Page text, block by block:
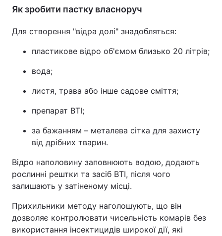
Як зробити пастку власноруч
Для створення "відра долі" знадобляться:
пластикове відро об'ємом близько 20 літрів;
вода;
листя, трава або інше садове сміття;
препарат BTI;
за бажанням – металева сітка для захисту
від дрібних тварин.
Відро наполовину заповнюють водою, додають
рослинні рештки та засіб BTI, після чого
залишають у затіненому місці.
Прихильники методу наголошують, що він
дозволяє контролювати чисельність комарів без
використання інсектицидів широкої дії, які